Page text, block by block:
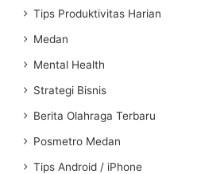
Tips Produktivitas Harian
Medan
Mental Health
Strategi Bisnis
Berita Olahraga Terbaru
Posmetro Medan
Tips Android / iPhone